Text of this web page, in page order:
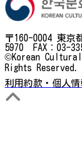
〒160-0004 東京
5970 FAX：03-
©Korean Cultural
Rights Reserved.
利用約款・個人